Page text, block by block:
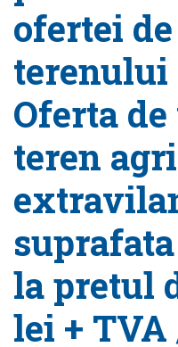
ofertei
terenului
Oferta
teren
la pretul
lei +